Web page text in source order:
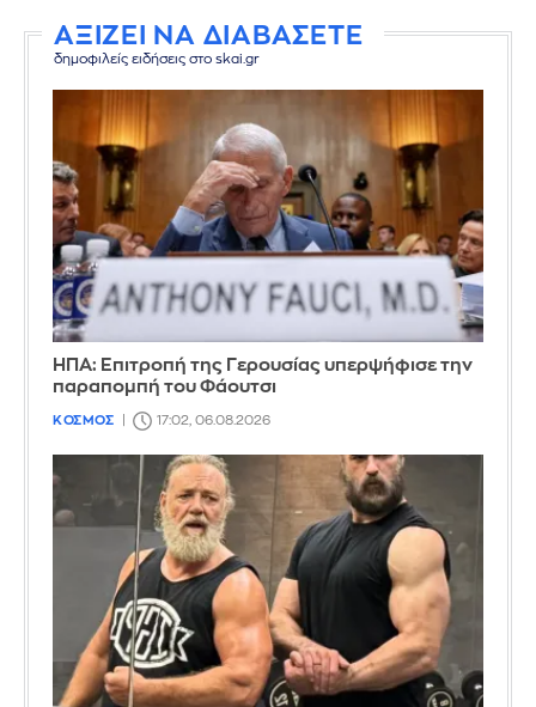
ΑΞΙΖΕΙ ΝΑ ΔΙΑΒΑΣΕΤΕ
δημοφιλείς ειδήσεις στο skai.gr
ΗΠΑ: Επιτροπή της Γερουσίας υπερψήφισε την
παραπομπή του Φάουτσι
ΚΟΣΜΟΣ 17:02, 06.08.2026